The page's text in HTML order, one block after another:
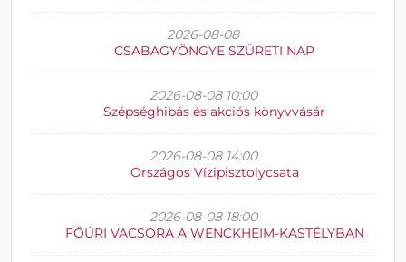
2026-08-08
CSABAGYÖNGYE SZÜRETI NAP
2026-08-08 10:00
Szépséghibás és akciós könyvvásár
2026-08-08 14:00
Országos Vízipisztolycsata
2026-08-08 18:00
FŐÚRI VACSORA A WENCKHEIM-KASTÉLYBAN